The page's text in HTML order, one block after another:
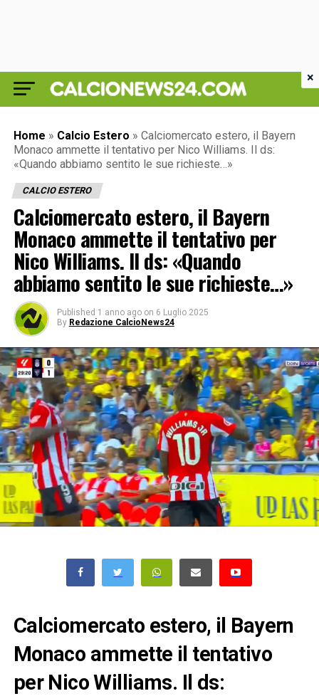
Home » Calcio Estero » Calciomercato estero, il Bayern
Monaco ammette il tentativo per Nico Williams. Il ds:
«Quando abbiamo sentito le sue richieste…»
CALCIO ESTERO
Calciomercato estero, il Bayern
Monaco ammette il tentativo per
Nico Williams. Il ds: «Quando
abbiamo sentito le sue richieste…»
Published 1 anno ago on 6 Luglio 2025
By Redazione CalcioNews24
Calciomercato estero, il Bayern
Monaco ammette il tentativo
per Nico Williams. Il ds:
×